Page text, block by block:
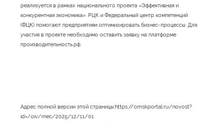
реализуется в рамках национального проекта «Эффективная и
конкурентная экономика». РЦК и Федеральный центр компетенций
(ФЦК) помогают предприятиям оптимизировать бизнес-процессы. Для
участия в проекте необходимо оставить заявку на платформе
производительность.рф.
Адрес полной версии этой страницы:https://omskportal.ru/novost?
id=/oiv/mec/2025/12/11/01